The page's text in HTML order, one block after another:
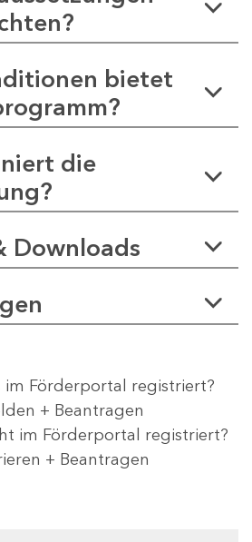
bietet
die
Downloads
im Förderportal registriert?
+ Beantragen
im Förderportal registriert?
+ Beantragen